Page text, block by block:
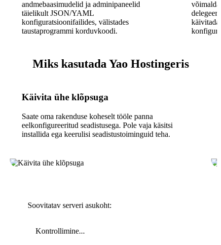
andmebaasimudelid ja adminipaneelid
täielikult JSON/YAML
konfiguratsioonifailides, välistades
taustaprogrammi korduvkoodi.
käivitada
Miks kasutada Yao Hostingeris
Käivita ühe klõpsuga
Saate oma rakenduse koheselt tööle panna
eelkonfigureeritud seadistusega. Pole vaja käsitsi
installida ega keerulisi seadistustoiminguid teha.
Soovitatav serveri asukoht:
Kontrollimine...